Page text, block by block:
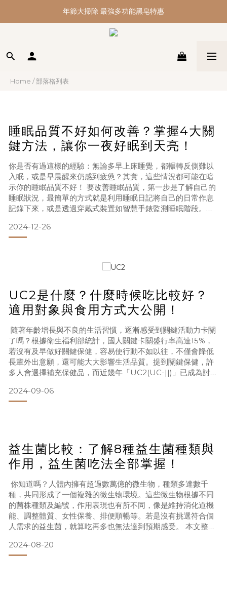
你的小幸運來了!點擊神祕通道>>賺分潤金<<
年節大掃除 最強多功能黑皂特惠
你的小幸運來了!點擊神祕通道>>賺分潤金<<
Home /部落格列表
睡眠品質不好如何改善？掌握4大關
鍵方法，讓你一夜好眠到天亮！
你是否有過這樣的經驗：無論多早上床睡覺，都輾轉反側難以
入眠，或是早晨醒來仍感到疲憊？其實，這些情況都可能在暗
示你的睡眠品質不好！ 要改善睡眠品質，第一步是了解自己的
睡眠狀況，最簡單的方式就是利用睡眠日記將自己的日常作息
記錄下來，或是透過穿戴式裝置如智慧手錶監測睡眠階段。若
品質檢測，從腦波、心跳到氧氣濃度，全面掌握睡眠狀況。 睡
眠品質不好的原因有哪些？4大因素一次看！ 要改善睡眠，首
2024-12-26
UC2是什麼？什麼時候吃比較好？
適用對象與食用方式大公開！
隨著年齡增長與不良的生活習慣，逐漸感受到關鍵活動力卡關
了嗎？根據衛生福利部統計，國人關鍵卡關盛行率高達15%，
若沒有及早做好關鍵保健，容易使行動不如以往，不僅會降低
長輩外出意願，還可能大大影響生活品質。提到關鍵保健，許
多人會選擇補充保健品，而近幾年「UC2(UC-||)」已成為討論
蛋殼膜有什麼差別呢？本篇文章將帶你解析UC2(UC-||)的功
能、吃法及適合族群，並整理蛋殼膜、UC2(UC-||)和葡萄糖胺
2024-09-06
益生菌比較：了解8種益生菌種類與
作用，益生菌吃法全部掌握！
你知道嗎？人體內擁有超過數萬億的微生物，種類多達數千
種，共同形成了一個複雜的微生物環境。這些微生物根據不同
的菌株種類及編號，作用表現也有所不同，像是維持消化道機
能、調整體質、女性保養、排便順暢等。若是沒有挑選符合個
人需求的益生菌，就算吃再多也無法達到預期感受。 本文整理
吃法，與我們一起正確補充，幫助健康維持吧！ 為什麼要吃益
生菌？掌握益生菌的重要性！在現代的生活方式下，不少人可
2024-08-20